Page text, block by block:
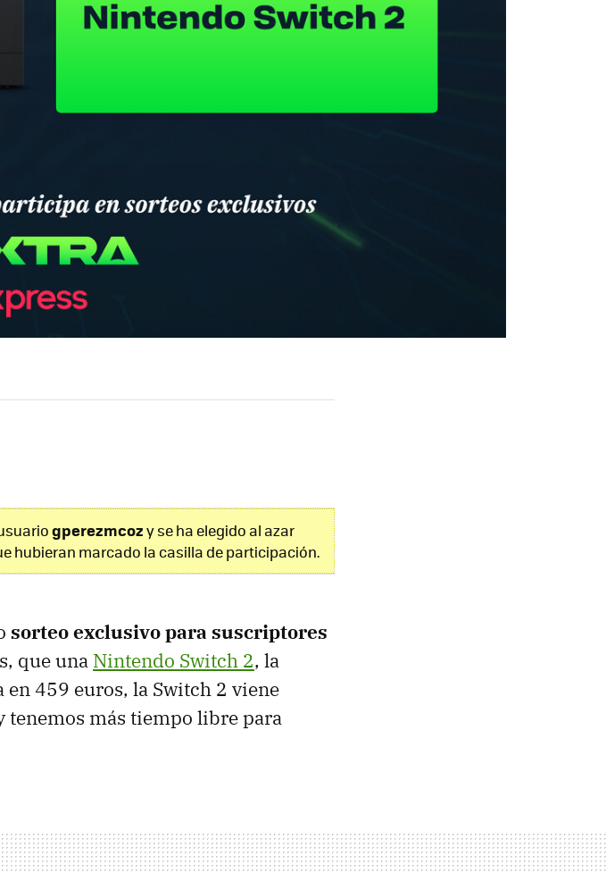
gperezmcozy se ha elegido al azar
hubieran marcado la casilla de participación.
sorteo exclusivo para suscriptores
que una Nintendo Switch 2, la
459 euros, la Switch 2 viene
tenemos más tiempo libre para